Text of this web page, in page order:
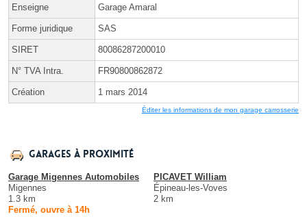
Enseigne Garage Amaral
Forme juridique SAS
SIRET 80086287200010
N° TVA Intra. FR90800862872
Création 1 mars 2014
Éditer les informations de mon garage carrosserie
Garages à proximité
Garage Migennes Automobiles
Migennes
1.3 km
Fermé, ouvre à 14h
PICAVET William
Épineau-les-Voves
2 km